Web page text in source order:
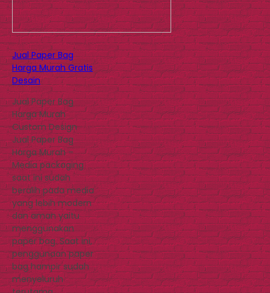
Jual Paper Bag
Harga Murah Gratis
Desain
Jual Paper Bag
Harga Murah
Custom Design
Jual Paper Bag
Harga Murah –
Media packaging
saat ini sudah
beralih pada media
yang lebih modern
dan aman yaitu
menggunakan
paper bag. Saat ini,
penggunaan paper
bag hampir sudah
menyeluruh